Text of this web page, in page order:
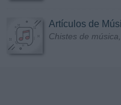
Artículos de
Chistes de